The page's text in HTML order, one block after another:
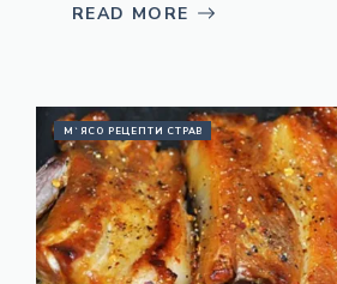
READ MORE
М`ЯСО РЕЦЕПТИ СТРАВ